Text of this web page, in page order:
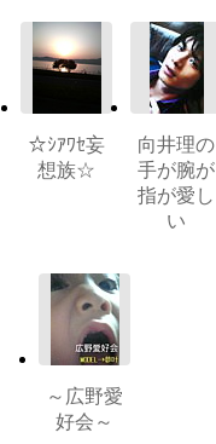
☆ｼｱﾜｾ妄
想族☆
向井理の
手が腕が
指が愛し
い
～広野愛
好会～